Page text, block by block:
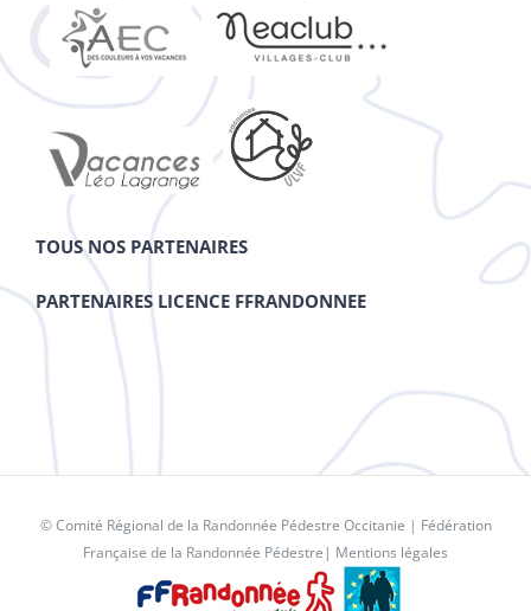
TOUS NOS PARTENAIRES
PARTENAIRES LICENCE FFRANDONNEE
© Comité Régional de la Randonnée Pédestre Occitanie | Fédération
Française de la Randonnée Pédestre | Mentions légales